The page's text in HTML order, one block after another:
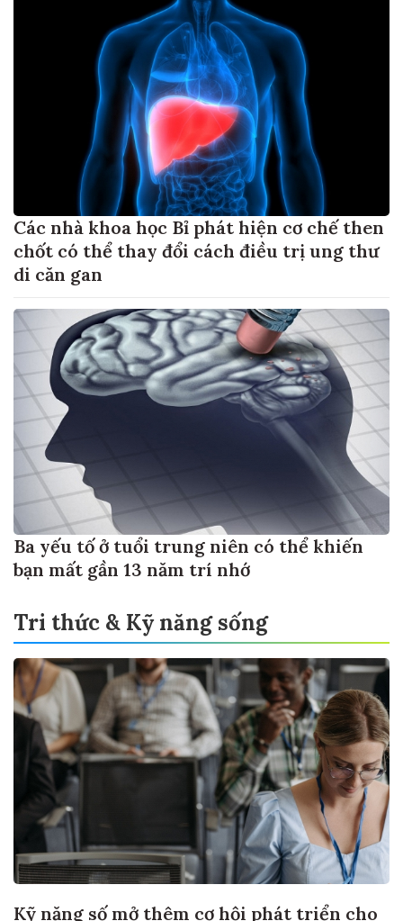
Các nhà khoa học Bỉ phát hiện cơ chế then
chốt có thể thay đổi cách điều trị ung thư
di căn gan
Ba yếu tố ở tuổi trung niên có thể khiến
bạn mất gần 13 năm trí nhớ
Tri thức & Kỹ năng sống
Kỹ năng số mở thêm cơ hội phát triển cho